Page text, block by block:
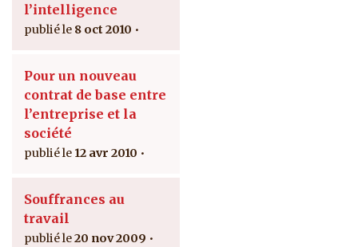
l’intelligence
8 oct 2010
Pour un nouveau
contrat de base entre
l’entreprise et la
société
12 avr 2010
Souffrances au
travail
20 nov 2009